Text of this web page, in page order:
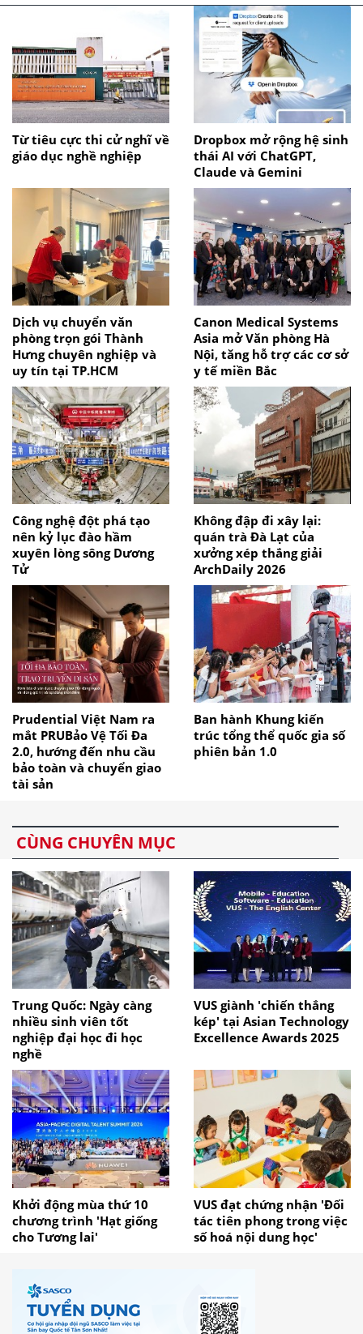
Từ tiêu cực thi cử nghĩ về
giáo dục nghề nghiệp
Dropbox mở rộng hệ sinh
thái AI với ChatGPT,
Claude và Gemini
Dịch vụ chuyển văn
phòng trọn gói Thành
Hưng chuyên nghiệp và
uy tín tại TP.HCM
Canon Medical Systems
Asia mở Văn phòng Hà
Nội, tăng hỗ trợ các cơ sở
y tế miền Bắc
Công nghệ đột phá tạo
nên kỷ lục đào hầm
xuyên lòng sông Dương
Tử
Không đập đi xây lại:
quán trà Đà Lạt của
xưởng xép thắng giải
ArchDaily 2026
Prudential Việt Nam ra
mắt PRUBảo Vệ Tối Đa
2.0, hướng đến nhu cầu
bảo toàn và chuyển giao
tài sản
Ban hành Khung kiến
trúc tổng thể quốc gia số
phiên bản 1.0
CÙNG CHUYÊN MỤC
Trung Quốc: Ngày càng
nhiều sinh viên tốt
nghiệp đại học đi học
nghề
VUS giành 'chiến thắng
kép' tại Asian Technology
Excellence Awards 2025
Khởi động mùa thứ 10
chương trình 'Hạt giống
cho Tương lai'
VUS đạt chứng nhận 'Đối
tác tiên phong trong việc
số hoá nội dung học'